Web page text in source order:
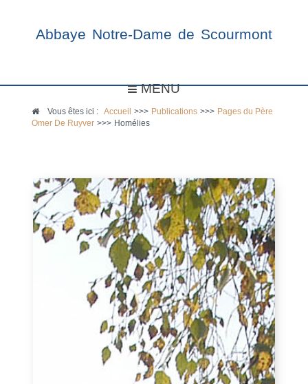
Abbaye Notre-Dame de Scourmont
MENU
Vous êtes ici :Accueil >>> Publications >>> Pages du Père
Omer De Ruyver >>> Homélies